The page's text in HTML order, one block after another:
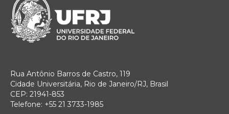
Rua Antônio Barros de Castro, 119
Cidade Universitária, Rio de Janeiro/RJ, Brasil
CEP: 21941-853
Telefone: +55 21 3733-1985